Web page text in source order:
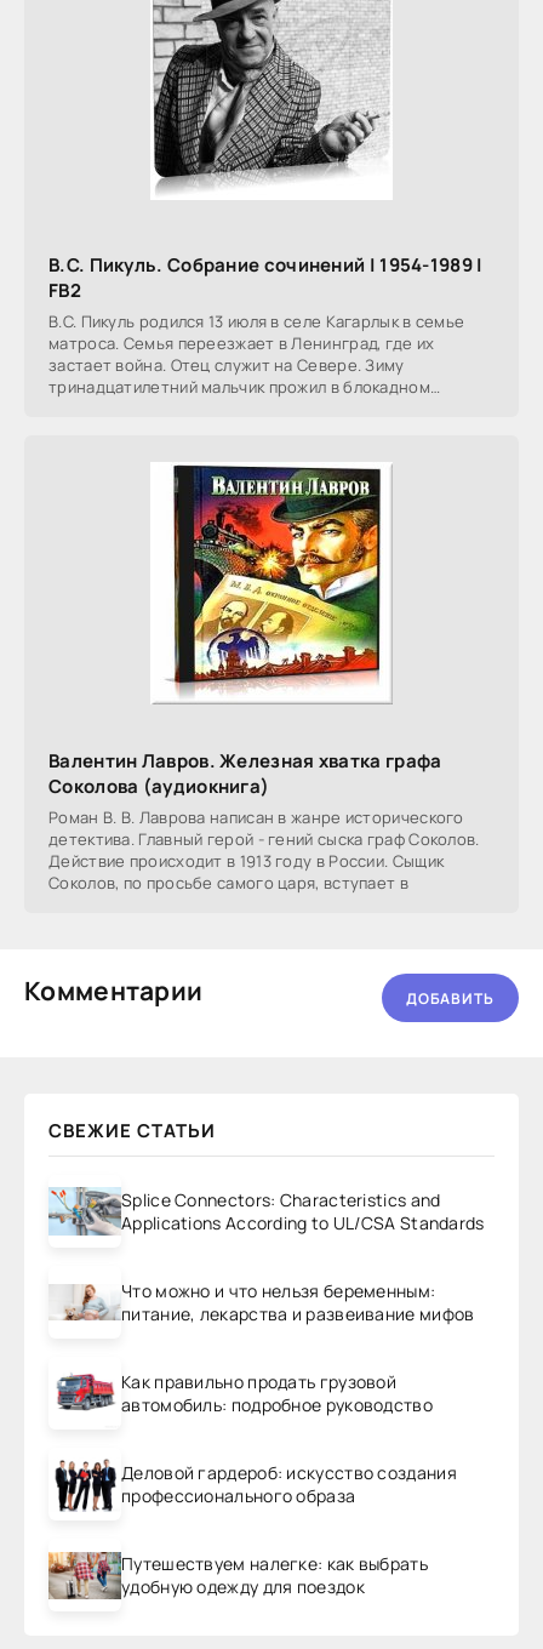
В.С. Пикуль. Собрание сочинений | 1954-1989 |
FB2
В.С. Пикуль родился 13 июля в селе Кагарлык в семье
матроса. Семья переезжает в Ленинград, где их
застает война. Отец служит на Севере. Зиму
тринадцатилетний мальчик прожил в блокадном
Валентин Лавров. Железная хватка графа
Соколова (аудиокнига)
Роман В. В. Лаврова написан в жанре исторического
детектива. Главный герой - гений сыска граф Соколов.
Действие происходит в 1913 году в России. Сыщик
Соколов, по просьбе самого царя, вступает в
Комментарии ДОБАВИТЬ
СВЕЖИЕ СТАТЬИ
Splice Connectors: Characteristics and
Applications According to UL/CSA Standards
Что можно и что нельзя беременным:
питание, лекарства и развеивание мифов
Как правильно продать грузовой
автомобиль: подробное руководство
Деловой гардероб: искусство создания
профессионального образа
Путешествуем налегке: как выбрать
удобную одежду для поездок